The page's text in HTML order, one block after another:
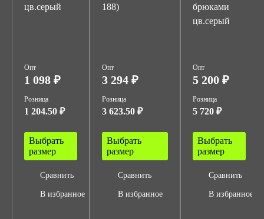
цв.серый
Опт
1 098 ₽
Розница
1 204.50 ₽
Выбрать
размер
Сравнить
В избранное
188)
Опт
3 294 ₽
Розница
3 623.50 ₽
Выбрать
размер
Сравнить
В избранное
брюками
цв.серый
Опт
5 200 ₽
Розница
5 720 ₽
Выбрать
размер
Сравнить
В избранное